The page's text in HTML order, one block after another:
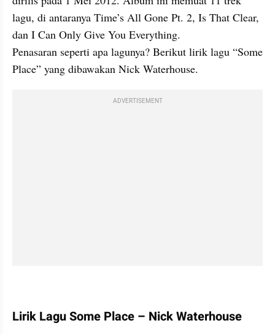
lagu, di antaranya Time’s All Gone Pt. 2, Is That Clear,
dan I Can Only Give You Everything.
Penasaran seperti apa lagunya? Berikut lirik lagu “Some
Place” yang dibawakan Nick Waterhouse.
ADVERTISEMENT
Lirik Lagu Some Place – Nick Waterhouse